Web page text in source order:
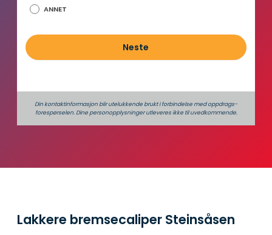
d
ANNET
Neste
Din kontaktinformasjon blir utelukkende brukt i forbindelse med oppdrags­
forespørselen. Dine person­­opplysninger utleveres ikke til uvedkommende.
Lakkere bremsecaliper Steinsåsen